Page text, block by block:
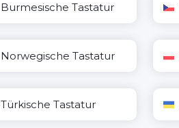
Burmesische Tastatur
Norwegische Tastatur
Türkische Tastatur